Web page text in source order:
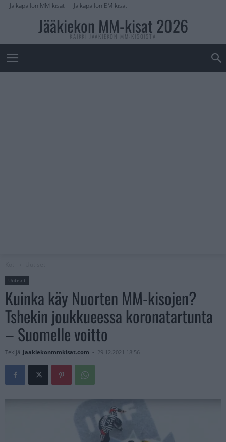
Jalkapallon MM-kisat Jalkapallon EM-kisat
Jääkiekon MM-kisat 2026
KAIKKI JÄÄKIEKON MM-KISOISTA
Uutiset
Kuinka käy Nuorten MM-kisojen?
Tshekin joukkueessa koronatartunta
– Suomelle voitto
Tekijä Jaakiekonmmkisat.com - 29.12.2021 18:56